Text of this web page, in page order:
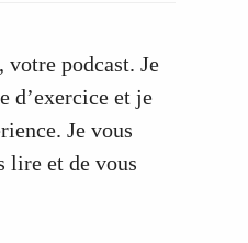
podcast. Je
d’exercice et je
Je vous
lire et de vous